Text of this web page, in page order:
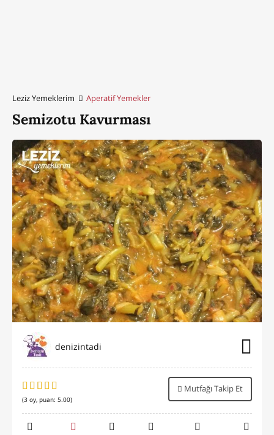
Leziz Yemeklerim Aperatif Yemekler
Semizotu Kavurması
denizintadi
(3 oy, puan: 5.00)
Mutfağı Takip Et